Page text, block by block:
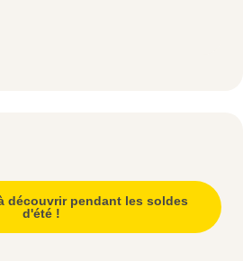
découvrir pendant les soldes
d'été !